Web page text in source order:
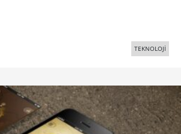
TEKNOLOJİ